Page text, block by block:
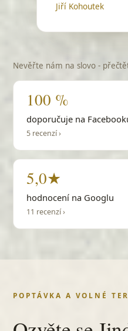
Happy Day
Have You Ever Seen the
Hej, sokoly
Hello, Dolly!
Louis Armstrong
Hey Jude
Highway to Hell
AC/DC
Hit the Road Jack
Hlídač krav
Hlupák váhá
Hoja hoj
Petr Kotvald a Stanislav Hložek
Jiří Kohoutek
Nevěřte nám na slovo -
100 %
doporučuje na
5 recenzí ›
5,0★
hodnocení na Googlu
11 recenzí ›
POPTÁVKA A VOLNÉ